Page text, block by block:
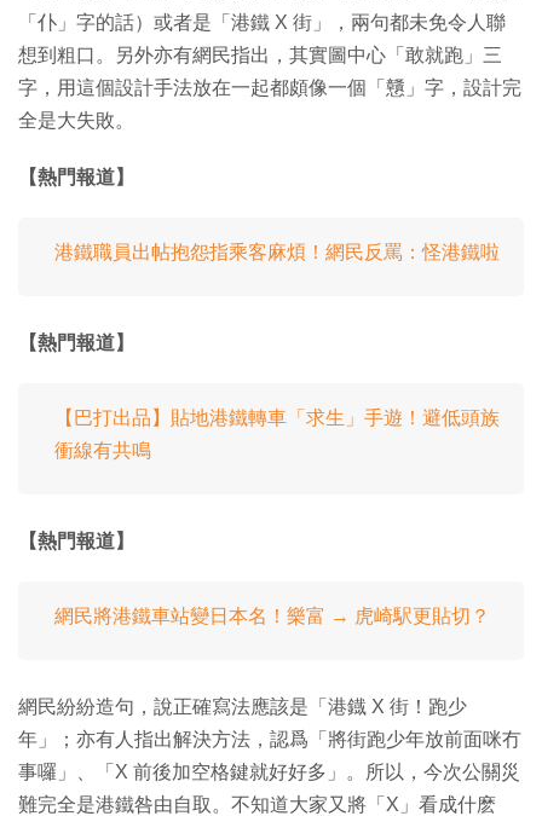
「仆」字的話）或者是「港鐵 X 街」，兩句都未免令人聯
想到粗口。另外亦有網民指出，其實圖中心「敢就跑」三
字，用這個設計手法放在一起都頗像一個「戇」字，設計完
全是大失敗。
【熱門報道】
港鐵職員出帖抱怨指乘客麻煩！網民反罵：怪港鐵啦
【熱門報道】
【巴打出品】貼地港鐵轉車「求生」手遊！避低頭族
衝線有共鳴
【熱門報道】
網民將港鐵車站變日本名！樂富 → 虎崎駅更貼切？
網民紛紛造句，說正確寫法應該是「港鐡 X 街！跑少
年」；亦有人指出解決方法，認爲「將街跑少年放前面咪冇
事囉」、「X 前後加空格鍵就好好多」。所以，今次公關災
難完全是港鐵咎由自取。不知道大家又將「X」看成什麽